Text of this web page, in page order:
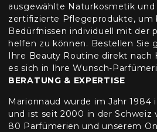
ausgewählte Naturkosmetik und
zertifizierte Pflegeprodukte, um
Bedürfnissen individuell mit der
helfen zu können. Bestellen Sie
Ihre Beauty Routine direkt nach
es sich in Ihre Wunsch-
BERATUNG & EXPERTISE
Marionnaud wurde im Jahr 1984
und ist seit 2000 in der Schweiz
80 Parfümerien und unserem